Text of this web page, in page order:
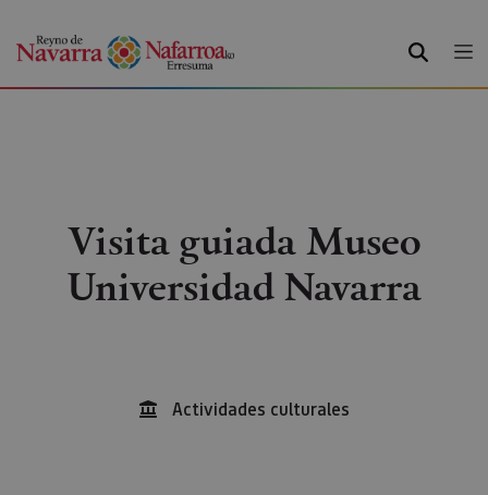
BUSCAR
Visita guiada Museo
Universidad Navarra
Actividades culturales